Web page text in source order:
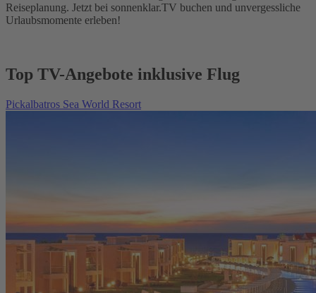
Reiseplanung. Jetzt bei sonnenklar.TV buchen und unvergessliche
Urlaubsmomente erleben!
Top TV-Angebote inklusive Flug
Pickalbatros Sea World Resort